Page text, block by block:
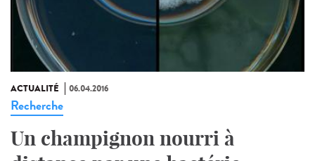
ACTUALITÉ 06.04.2016
Recherche
Un champignon nourri à